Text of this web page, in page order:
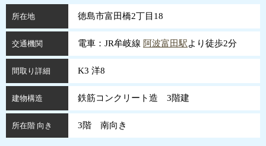
所在地 徳島市富田橋2丁目18
交通機関 電車：JR牟岐線 阿波富田駅より徒歩2分
間取り詳細 K3 洋8
建物構造 鉄筋コンクリート造 3階建
所在階 向き 3階 南向き